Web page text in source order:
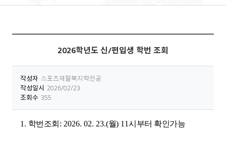
2026학년도 신/편입생 학번 조회
작성자 스포츠재활복지학전공
작성일시 2026/02/23
조회수 355
1. 학번조회 : 2026. 02. 23.(월) 11시부터 확인가능